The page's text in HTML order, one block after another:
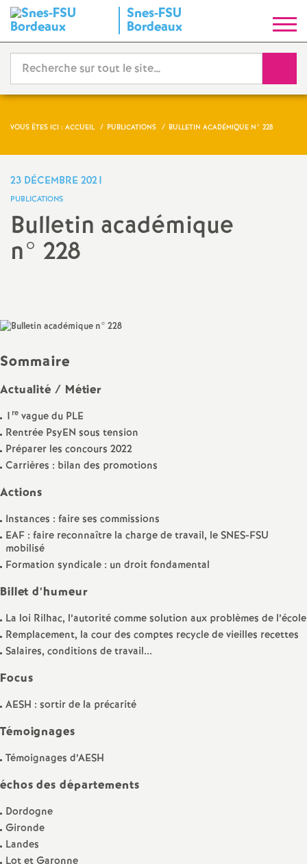
Snes-FSU
Bordeaux
y
n
d
i
a
l
e
VOUS ÊTES ICI : ACCUEIL PUBLICATIONS BULLETIN ACADÉMIQUE N° 228
23 DÉCEMBRE 2021
PUBLICATIONS
Bulletin académique
n° 228
Sommaire
Actualité / Métier
1 re vague du PLE
Rentrée PsyEN sous tension
Préparer les concours 2022
Carrières : bilan des promotions
Actions
Instances : faire ses commissions
EAF : faire reconnaître la charge de travail, le SNES-FSU
mobilisé
Formation syndicale : un droit fondamental
Billet d’humeur
La loi Rilhac, l’autorité comme solution aux problèmes de l’école
Remplacement, la cour des comptes recycle de vieilles recettes
Salaires, conditions de travail...
Focus
AESH : sortir de la précarité
Témoignages
Témoignages d’AESH
échos des départements
Dordogne
Gironde
Landes